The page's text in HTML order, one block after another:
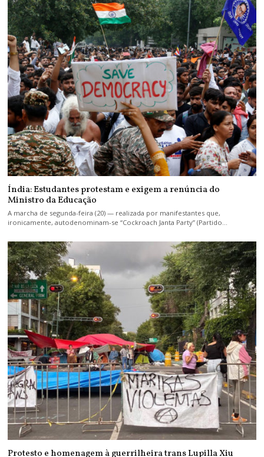
Índia: Estudantes protestam e exigem a renúncia do
Ministro da Educação
A marcha de segunda-feira (20) — realizada por manifestantes que,
ironicamente, autodenominam-se “Cockroach Janta Party” (Partido…
Protesto e homenagem à guerrilheira trans Lupilla Xiu